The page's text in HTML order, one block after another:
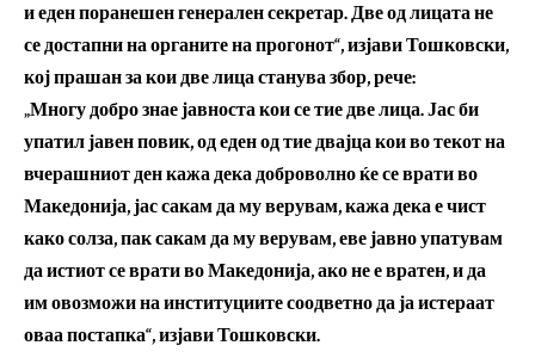
и еден поранешен генерален секретар. Две од лицата не
се достапни на органите на прогонот“, изјави Тошковски,
кој прашан за кои две лица станува збор, рече:
„Многу добро знае јавноста кои се тие две лица. Јас би
упатил јавен повик, од еден од тие двајца кои во текот на
вчерашниот ден кажа дека доброволно ќе се врати во
Македонија, јас сакам да му верувам, кажа дека е чист
како солза, пак сакам да му верувам, еве јавно упатувам
да истиот се врати во Македонија, ако не е вратен, и да
им овозможи на институциите соодветно да ја истераат
оваа постапка“, изјави Тошковски.